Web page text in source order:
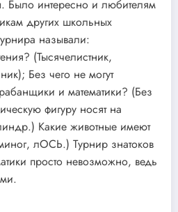
Было интересно и любителям
других школьных
называли:
(Тысячелистник,
Без чего не могут
и математики? (Без
фигуру носят на
Какие животные имеют
лОСЬ.) Турнир знатоков
просто невозможно, ведь